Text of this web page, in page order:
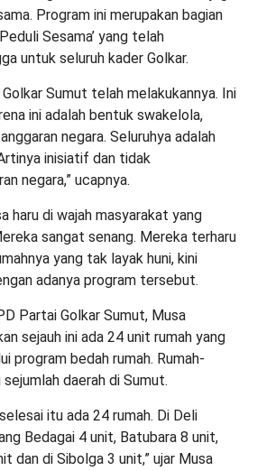
Program ini merupakan bagian
Sesama’ yang telah
untuk seluruh kader Golkar.
Sumut telah melakukannya. Ini
ini adalah bentuk swakelola,
negara. Seluruhya adalah
inisiatif dan tidak
negara,” ucapnya.
haru di wajah masyarakat yang
sangat senang. Mereka terharu
yang tak layak huni, kini
adanya program tersebut.
Partai Golkar Sumut, Musa
sejauh ini ada 24 unit rumah yang
program bedah rumah. Rumah-
daerah di Sumut.
itu ada 24 rumah. Di Deli
Bedagai 4 unit, Batubara 8 unit,
dan di Sibolga 3 unit,” ujar Musa